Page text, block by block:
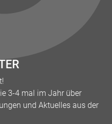
3-4 mal im Jahr über
und Aktuelles aus der